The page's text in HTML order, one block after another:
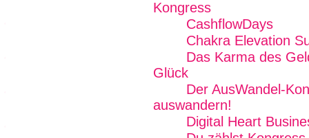
Kongress
CashflowDays
Chakra Elevation
Das Karma des
Glück
Der AusWandel-
auswandern!
Digital Heart